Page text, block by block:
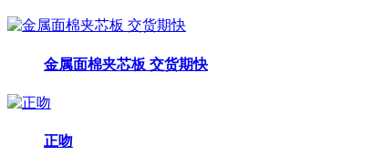
金属面棉夹芯板 交货期快
正吻